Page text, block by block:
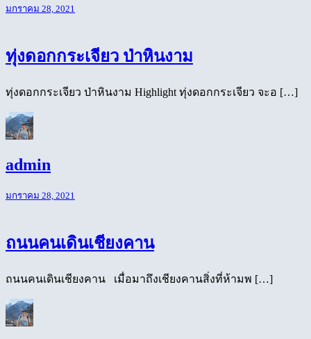
มกราคม 28, 2021
ทุ่งดอกกระเจียว ป่าหินงาม
ทุ่งดอกกระเจียว ป่าหินงาม Highlight ทุ่งดอกกระเจียว จะอ […]
admin
มกราคม 28, 2021
ถนนคนเดินเชียงคาน
ถนนคนเดินเชียงคาน เมื่อมาถึงเชียงคานสิ่งที่ห้ามพ […]